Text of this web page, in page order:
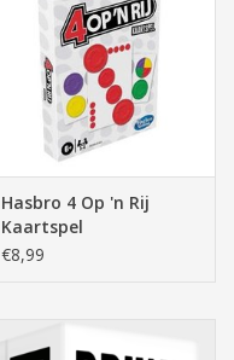
Hasbro 4 Op 'n Rij
Kaartspel
€8,99